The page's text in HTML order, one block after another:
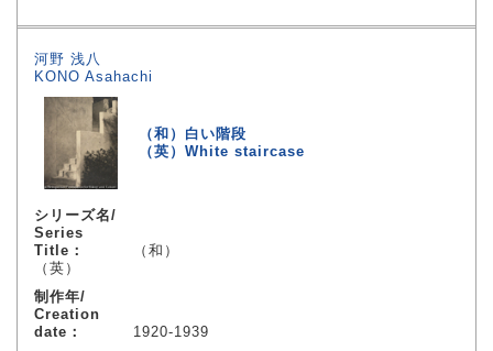
河野 浅八
KONO Asahachi
（和）白い階段
（英）White staircase
シリーズ名/
Series
Title：
（和）
（英）
制作年/
Creation
date：
1920-1939